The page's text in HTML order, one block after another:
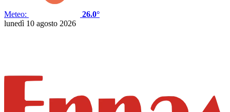
Meteo:
26.0°
lunedì 10 agosto 2026